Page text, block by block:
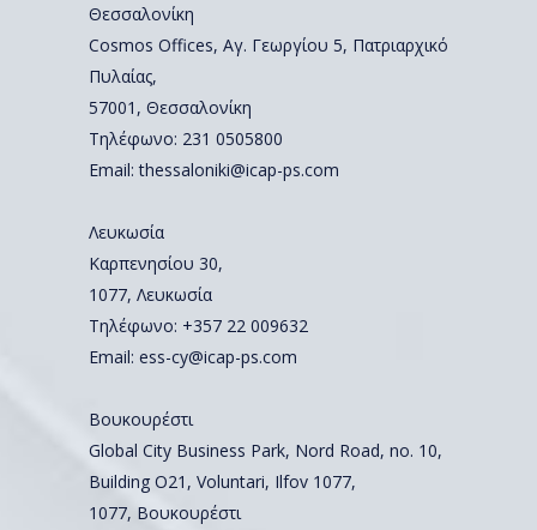
Θεσσαλονίκη
Cosmos Offices, Αγ. Γεωργίου 5, Πατριαρχικό
Πυλαίας,
57001, Θεσσαλονίκη
Τηλέφωνο: 231 0505800
Email:thessaloniki@icap-ps.com
Λευκωσία
Καρπενησίου 30,
1077, Λευκωσία
Τηλέφωνο: +357 22 009632
Email: ess-cy@icap-ps.com
Βουκουρέστι
Global City Business Park, Nord Road, no. 10,
Building O21, Voluntari, Ilfov 1077,
1077, Βουκουρέστι